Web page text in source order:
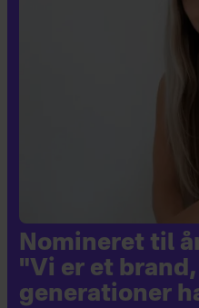
Nomineret til
"Vi er et
generationer